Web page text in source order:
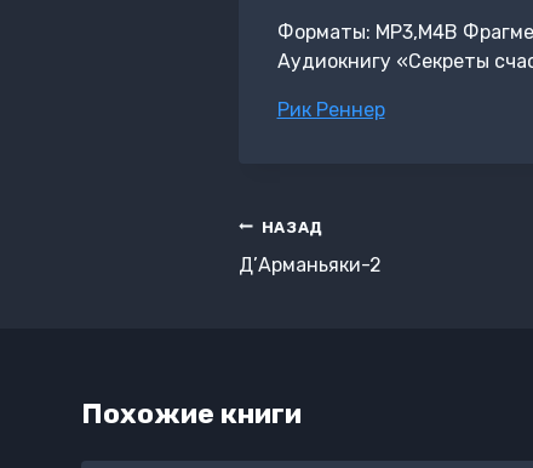
Форматы: MP3,M4B
Аудиокнигу «Секреты
Метки
Рик Реннер
Навигация
по
НАЗАД
Д’Арманьяки-2
Похожие книги